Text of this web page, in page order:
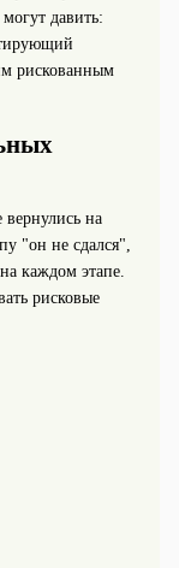
давить:
рискованным
на
"он не сдался",
каждом этапе.
рисковые